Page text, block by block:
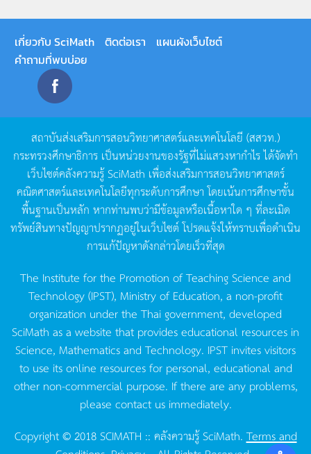
เกี่ยวกับ SciMath ติดต่อเรา
แผนผังเว็บไซต์
คำถามที่พบบ่อย
สถาบันส่งเสริมการสอนวิทยาศาสตร์และเทคโนโลยี (สสวท.)
กระทรวงศึกษาธิการ เป็นหน่วยงานของรัฐที่ไม่แสวงหากำไรได้จัดทำ
เว็บไซต์คลังความรู้SciMath เพื่อส่งเสริมการสอนวิทยาศาสตร์
คณิตศาสตร์และเทคโนโลยีทุกระดับการศึกษา โดยเน้นการศึกษาขั้น
พื้นฐานเป็นหลัก หากท่านพบว่ามีข้อมูลหรือเนื้อหาใด ๆ ที่ละเมิด
ทรัพย์สินทางปัญญาปรากฏอยู่ในเว็บไซต์โปรดแจ้งให้ทราบเพื่อดำเนิน
การแก้ปัญหาดังกล่าวโดยเร็วที่สุด
The Institute for the Promotion of Teaching Science and
Technology (IPST), Ministry of Education, a non-profit
organization under the Thai government, developed
SciMath as a website that provides educational resources in
Science, Mathematics and Technology. IPST invites visitors
to use its online resources for personal, educational and
other non-commercial purpose. If there are any problems,
please contact us immediately.
Copyright © 2018 SCIMATH :: คลังความรู้ SciMath.Terms and